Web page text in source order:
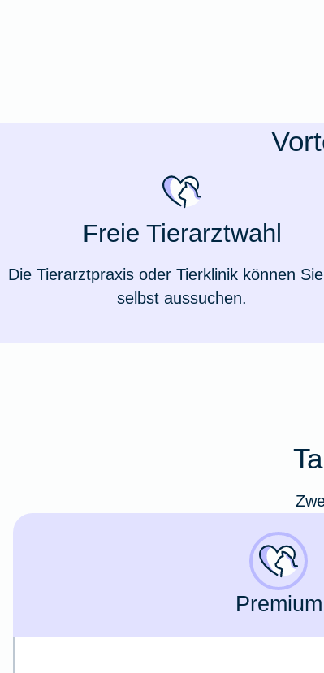
Zur Produktübersicht
Freie Tierarztwahl
Die Tierarztpraxis oder Tierklinik können
selbst aussuchen.
Premium